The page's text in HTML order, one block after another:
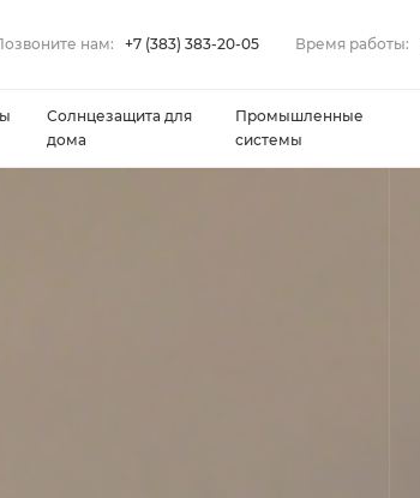
нам: +7 (383) 383-20-05 Время работы:
Солнцезащита для
дома
Промышленные
системы